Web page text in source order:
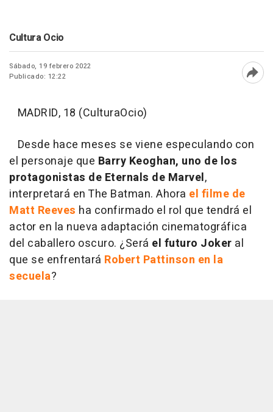
Cultura Ocio
Sábado, 19 febrero 2022
Publicado: 12:22
MADRID, 18 (CulturaOcio)
Desde hace meses se viene especulando con
el personaje que Barry Keoghan, uno de los
protagonistas de Eternals de Marvel,
interpretará en The Batman. Ahora el filme de
Matt Reeves ha confirmado el rol que tendrá el
actor en la nueva adaptación cinematográfica
del caballero oscuro. ¿Será el futuro Joker al
que se enfrentará Robert Pattinson en la
secuela?